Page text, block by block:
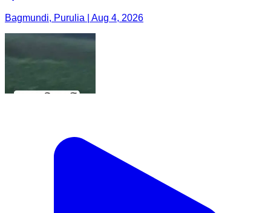
Bagmundi, Purulia | Aug 4, 2026